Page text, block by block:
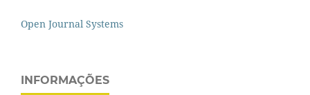
Open Journal Systems
INFORMAÇÕES